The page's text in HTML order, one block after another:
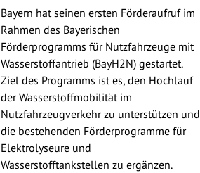
Bayern hat seinen ersten Förderaufruf im
Rahmen des Bayerischen
Förderprogramms für Nutzfahrzeuge mit
Wasserstoffantrieb (BayH2N) gestartet.
Ziel des Programms ist es, den Hochlauf
der Wasserstoffmobilität im
Nutzfahrzeugverkehr zu unterstützen und
die bestehenden Förderprogramme für
Elektrolyseure und
Wasserstofftankstellen zu ergänzen.